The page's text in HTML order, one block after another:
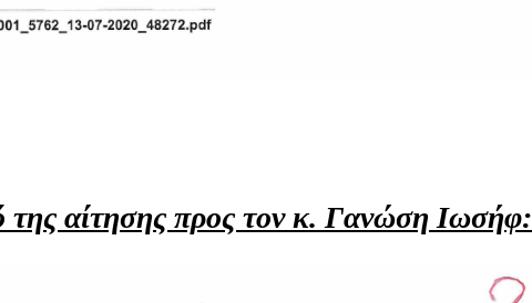
της αίτησης προς τον κ. Γανώση Ιωσήφ: